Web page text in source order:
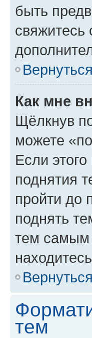
быть
Как мне
Щёлкнув
можете
Если
поднятия
пройти до
поднять
тем самым
тем